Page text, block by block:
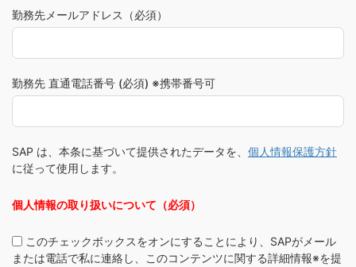
勤務先メールアドレス（必須）
勤務先 直通電話番号 (必須) ※携帯番号可
SAP は、本条に基づいて提供されたデータを、 個人情報保護方針
に従って使用します。
個人情報の取り扱いについて（必須）
このチェックボックスをオンにすることにより、SAPがメール
または電話で私に連絡し、このコンテンツに関する詳細情報※を提